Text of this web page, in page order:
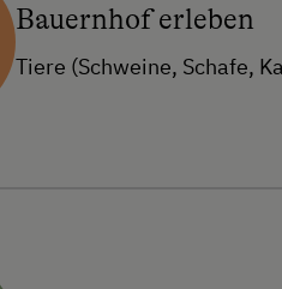
Bauernhof erleben
Tiere (Schweine, Schafe,